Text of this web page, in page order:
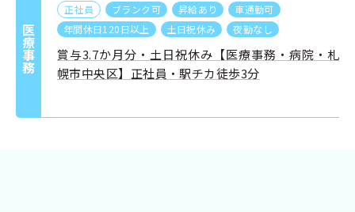
医療事務
正社員 ブランク可 昇給あり
車通勤可
年間休日120日以上
土日祝休み 夜勤なし
賞与3.7か月分・土日祝休み【医療事務・病院・札
幌市中央区】正社員・駅チカ徒歩3分